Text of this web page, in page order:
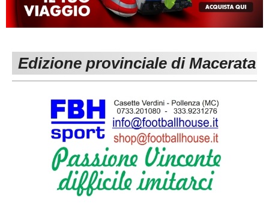
MACERATA
Carica la tua Rosa
ECCELLENZA
1^ CATEGORIA
3^ CATEGORIA
GIOVANILI
REGIONALI
Edizione provinciale di Macerata